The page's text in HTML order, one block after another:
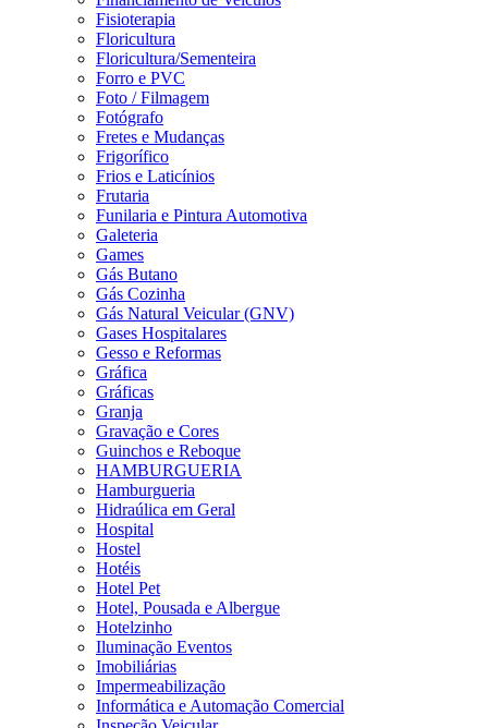
Fisioterapia
Floricultura
Floricultura/Sementeira
Forro e PVC
Foto / Filmagem
Fotógrafo
Fretes e Mudanças
Frigorífico
Frios e Laticínios
Frutaria
Funilaria e Pintura Automotiva
Galeteria
Games
Gás Butano
Gás Cozinha
Gás Natural Veicular (GNV)
Gases Hospitalares
Gesso e Reformas
Gráfica
Gráficas
Granja
Gravação e Cores
Guinchos e Reboque
HAMBURGUERIA
Hamburgueria
Hidraúlica em Geral
Hospital
Hostel
Hotéis
Hotel Pet
Hotel, Pousada e Albergue
Hotelzinho
Iluminação Eventos
Imobiliárias
Impermeabilização
Informática e Automação Comercial